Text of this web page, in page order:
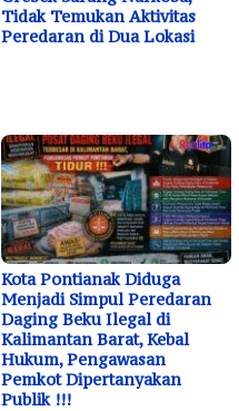
Tidak Temukan Aktivitas
Peredaran di Dua Lokasi
Kota Pontianak Diduga
Menjadi Simpul Peredaran
Daging Beku Ilegal di
Kalimantan Barat, Kebal
Hukum, Pengawasan
Pemkot Dipertanyakan
Publik !!!